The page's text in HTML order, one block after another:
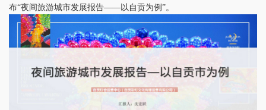
布“夜间旅游城市发展报告——以自贡为例”。